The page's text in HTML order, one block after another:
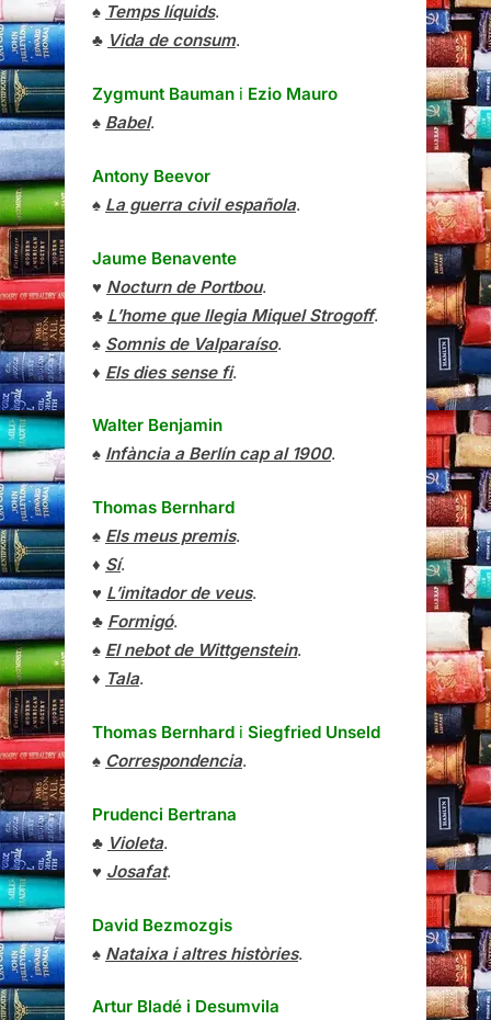
♠ Temps líquids.
♣ Vida de consum.
Zygmunt Bauman i Ezio Mauro
♠ Babel.
Antony Beevor
♠ La guerra civil española.
Jaume Benavente
♥ Nocturn de Portbou.
♣ L’home que llegia Miquel Strogoff.
♠ Somnis de Valparaíso.
♦ Els dies sense fi.
Walter Benjamin
♠ Infància a Berlín cap al 1900.
Thomas Bernhard
♠ Els meus premis.
♦ Sí.
♥ L’imitador de veus.
♣ Formigó.
♠ El nebot de Wittgenstein.
♦ Tala.
Thomas Bernhard i Siegfried Unseld
♠ Correspondencia.
Prudenci Bertrana
♣ Violeta.
♥ Josafat.
David Bezmozgis
♠ Nataixa i altres històries.
Artur Bladé i Desumvila